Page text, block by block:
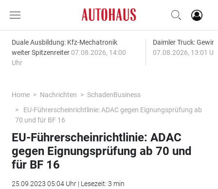
Duale Ausbildung: Kfz-Mechatronik
weiter Spitzenreiter 07.08.2026, 14:00
Uhr
Daimler Truck:
07.08.2026, 13:01
Home Nachrichten
SchadenBusiness
EU-Führerscheinrichtlinie: ADAC gegen Eignungsprüfung ab
70 und für BF 16
EU-Führerscheinrichtlinie: ADAC
gegen Eignungsprüfung ab 70 und
für BF 16
25.09.2023 05:04 Uhr | Lesezeit: 3 min